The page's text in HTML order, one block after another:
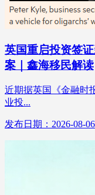
英国重启投资签
案｜鑫海移民解读
近期据英国《金融时
业投...
发布日期：2026-08-06